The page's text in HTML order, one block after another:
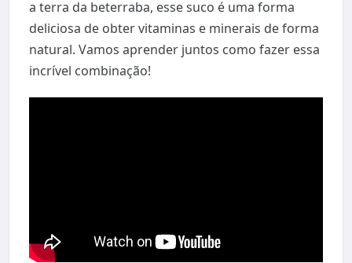
a terra da beterraba, esse suco é uma forma
deliciosa de obter vitaminas e minerais de forma
natural. Vamos aprender juntos como fazer essa
incrível combinação!